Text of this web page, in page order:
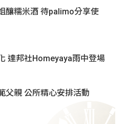
釀糯米酒 待palimo分享使
達邦社Homeyaya雨中登場
父親 公所精心安排活動